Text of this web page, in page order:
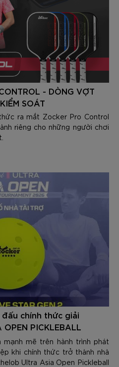
- DÒNG VỢT
SOÁT
ra mắt Zocker Pro Control
riêng cho những người chơi
chính thức giải
PICKLEBALL
mẽ trên hành trình phát
khi chính thức trở thành nhà
Ultra Asia Open Pickleball